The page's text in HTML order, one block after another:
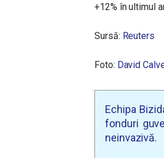
+12% în ultimul
Sursă: Reuters
Foto: David
Echipa
fonduri
neinvazivă.